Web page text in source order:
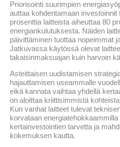
Priorisointi suurimpien
auttaa kohdentamaan
prosenttia laitteista aiheuttaa 80
energiankulutuksesta. Näiden
päivittäminen tuottaa nopeimmat
Jatkuvassa käytössä olevat
takaisinmaksuajan kuin harvoin
Asteittaisen uudistamisen
hajauttamisen useammalle
eikä kannata vaihtaa yhdellä
on aloittaa kriittisimmistä
Kun vanhat laitteet tulevat
korvataan
kertainvestointien tarvetta ja
kokemuksen kautta.